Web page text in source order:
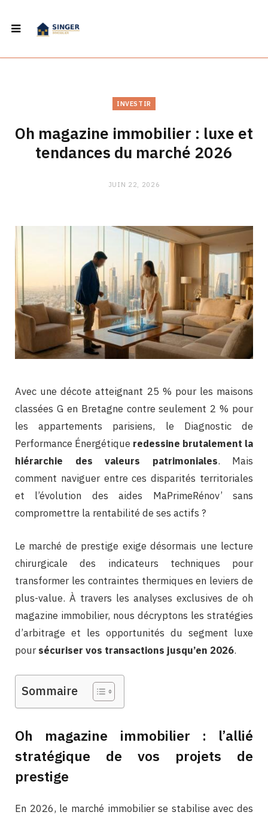
INVESTIR
Oh magazine immobilier : luxe et
tendances du marché 2026
JUIN 22, 2026
Avec une décote atteignant 25 % pour les maisons
classées G en Bretagne contre seulement 2 % pour
les appartements parisiens, le Diagnostic de
Performance Énergétique redessine brutalement la
hiérarchie des valeurs patrimoniales. Mais
comment naviguer entre ces disparités territoriales
et l’évolution des aides MaPrimeRénov’ sans
compromettre la rentabilité de ses actifs ?
Le marché de prestige exige désormais une lecture
chirurgicale des indicateurs techniques pour
transformer les contraintes thermiques en leviers de
plus-value. À travers les analyses exclusives de oh
magazine immobilier, nous décryptons les stratégies
d’arbitrage et les opportunités du segment luxe
poursécuriser vos transactions jusqu’en 2026.
Sommaire
Oh magazine immobilier : l’allié
stratégique de vos projets de
prestige
En 2026, le marché immobilier se stabilise avec des